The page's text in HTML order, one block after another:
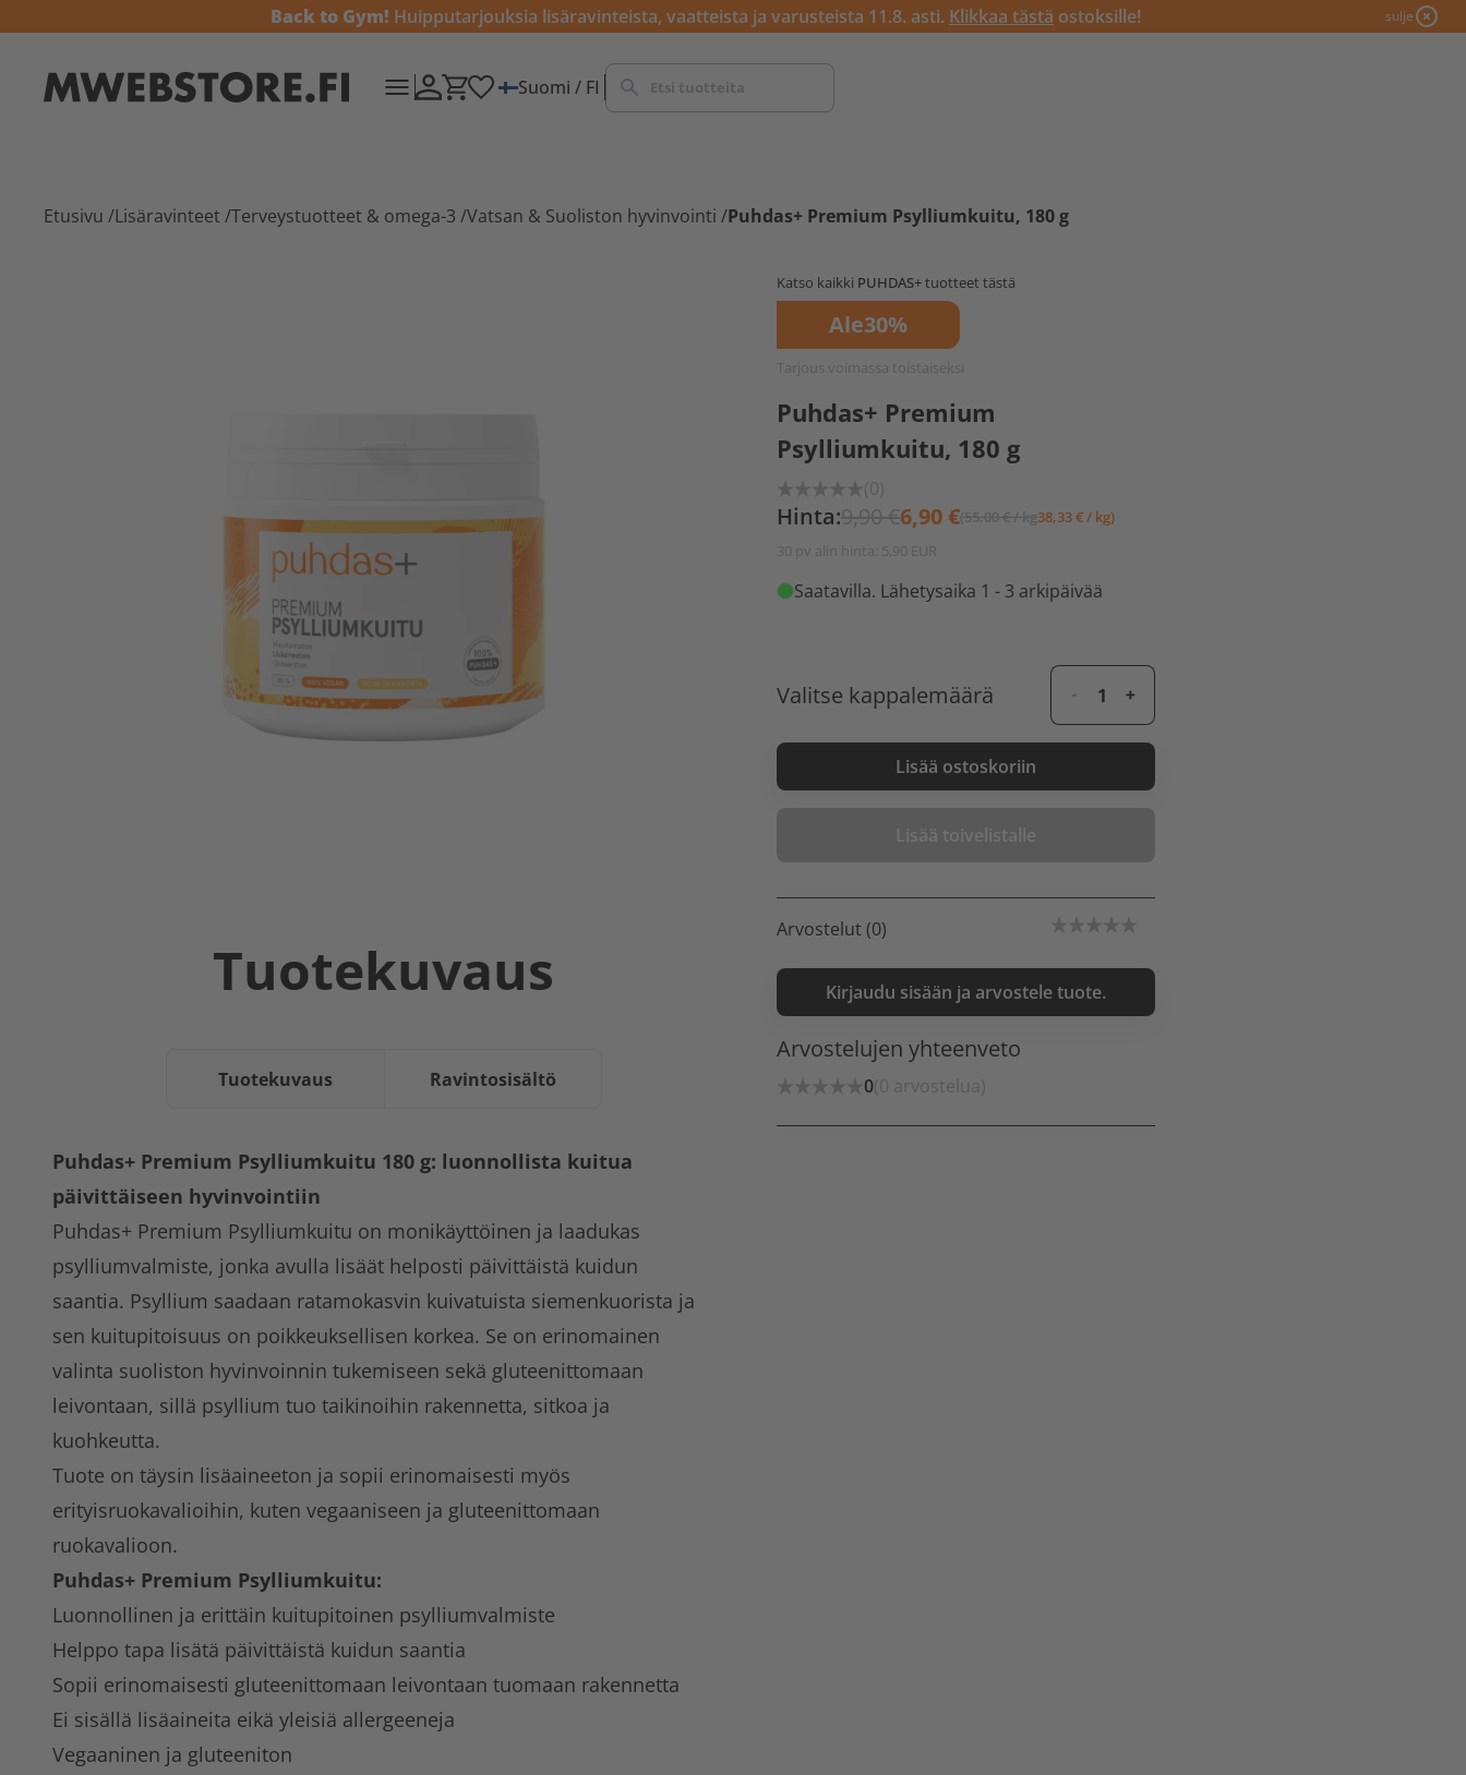
Back to Gym! Huipputarjouksia lisäravinteista, vaatteista ja varusteista 11.8. asti. Klikkaa tästä ostoksille! sulje
Suomi / FI
Etusivu /Lisäravinteet /Terveystuotteet & omega-3 /Vatsan & Suoliston hyvinvointi /Puhdas+ Premium Psylliumkuitu, 180 g
Tuotekuvaus
Tuotekuvaus Ravintosisältö
Puhdas+ Premium Psylliumkuitu 180 g: luonnollista kuitua
päivittäiseen hyvinvointiin
Puhdas+ Premium Psylliumkuitu on monikäyttöinen ja laadukas
psylliumvalmiste, jonka avulla lisäät helposti päivittäistä kuidun
saantia. Psyllium saadaan ratamokasvin kuivatuista siemenkuorista ja
sen kuitupitoisuus on poikkeuksellisen korkea. Se on erinomainen
valinta suoliston hyvinvoinnin tukemiseen sekä gluteenittomaan
leivontaan, sillä psyllium tuo taikinoihin rakennetta, sitkoa ja
kuohkeutta.
Tuote on täysin lisäaineeton ja sopii erinomaisesti myös
erityisruokavalioihin, kuten vegaaniseen ja gluteenittomaan
ruokavalioon.
Puhdas+ Premium Psylliumkuitu:
Luonnollinen ja erittäin kuitupitoinen psylliumvalmiste
Helppo tapa lisätä päivittäistä kuidun saantia
Sopii erinomaisesti gluteenittomaan leivontaan tuomaan rakennetta
Ei sisällä lisäaineita eikä yleisiä allergeeneja
Vegaaninen ja gluteeniton
Katso kaikki PUHDAS+tuotteet tästä
Ale30%
Tarjous voimassa toistaiseksi
Puhdas+ Premium
Psylliumkuitu, 180 g
(0)
Hinta:9,90 €6,90 €(55,00 € / kg38,33 € / kg)
30 pv alin hinta: 5,90 EUR
Saatavilla. Lähetysaika 1 - 3 arkipäivää
Valitse kappalemäärä
Lisää ostoskoriin
Lisää toivelistalle
Arvostelut (0)
Kirjaudu sisään ja arvostele tuote.
Arvostelujen yhteenveto
0(0 arvostelua)